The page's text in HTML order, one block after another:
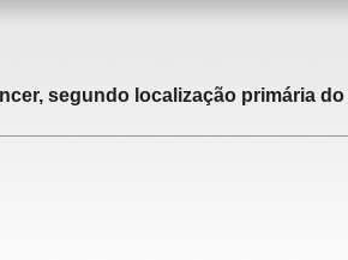
segundo localização primária